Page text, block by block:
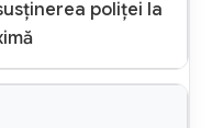
poliței la